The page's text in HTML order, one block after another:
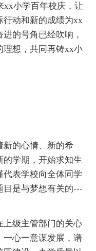
小学百年校庆，让
行动和新的成绩为xx
的号角已经吹响，
理想，共同再铸xx小
的心情、新的希
学期，开始求知生
表学校向全体同学
目是与梦想有关的---
级主管部门的关心
一心一意谋发展，谱